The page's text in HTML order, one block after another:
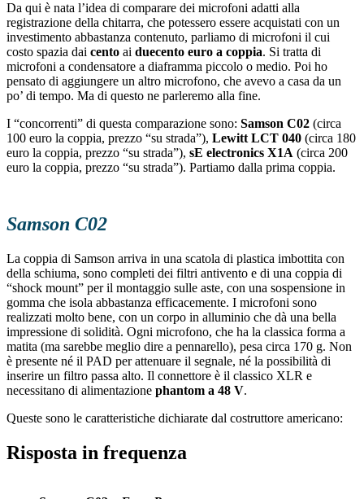
Da qui è nata l’idea di comparare dei microfoni adatti alla
registrazione della chitarra, che potessero essere acquistati con un
investimento abbastanza contenuto, parliamo di microfoni il cui
costo spazia dai cento ai duecento euro a coppia. Si tratta di
microfoni a condensatore a diaframma piccolo o medio. Poi ho
pensato di aggiungere un altro microfono, che avevo a casa da un
po’ di tempo. Ma di questo ne parleremo alla fine.
I “concorrenti” di questa comparazione sono: Samson C02 (circa
100 euro la coppia, prezzo “su strada”), Lewitt LCT 040 (circa 180
euro la coppia, prezzo “su strada”), sE electronics X1A (circa 200
euro la coppia, prezzo “su strada”). Partiamo dalla prima coppia.
Samson C02
La coppia di Samson arriva in una scatola di plastica imbottita con
della schiuma, sono completi dei filtri antivento e di una coppia di
“shock mount” per il montaggio sulle aste, con una sospensione in
gomma che isola abbastanza efficacemente. I microfoni sono
realizzati molto bene, con un corpo in alluminio che dà una bella
impressione di solidità. Ogni microfono, che ha la classica forma a
matita (ma sarebbe meglio dire a pennarello), pesa circa 170 g. Non
è presente né il PAD per attenuare il segnale, né la possibilità di
inserire un filtro passa alto. Il connettore è il classico XLR e
necessitano di alimentazione phantom a 48 V.
Queste sono le caratteristiche dichiarate dal costruttore americano:
Risposta in frequenza